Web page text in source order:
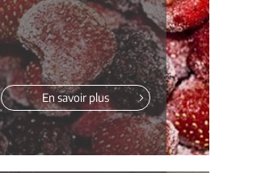
En savoir plus